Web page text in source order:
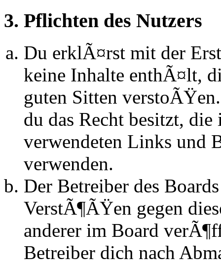
3. Pflichten des Nutzers
Du erklÃ¤rst mit der
keine Inhalte enthÃ¤lt,
guten Sitten
du das Recht besitzt,
verwendeten Links und
verwenden.
Der Betreiber des
VerstÃ¶ÃŸen gegen
anderer im Board
Betreiber dich nach